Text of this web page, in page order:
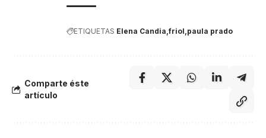
ETIQUETAS Elena Candia friol paula prado
Comparte éste
artículo